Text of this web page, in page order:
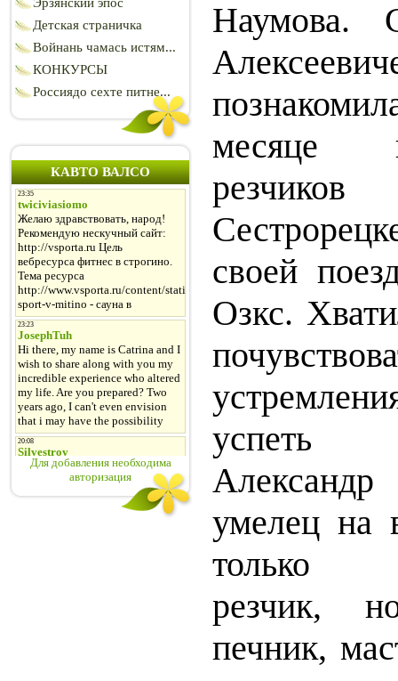
Детская страничка
Войнань чамась истям...
КОНКУРСЫ
Россиядо сехте питне...
КАВТО ВАЛСО
Для добавления необходима
авторизация
Наумова.
месяце
своей
Озкс.
успеть
умелец на
только
резчик,
печник,